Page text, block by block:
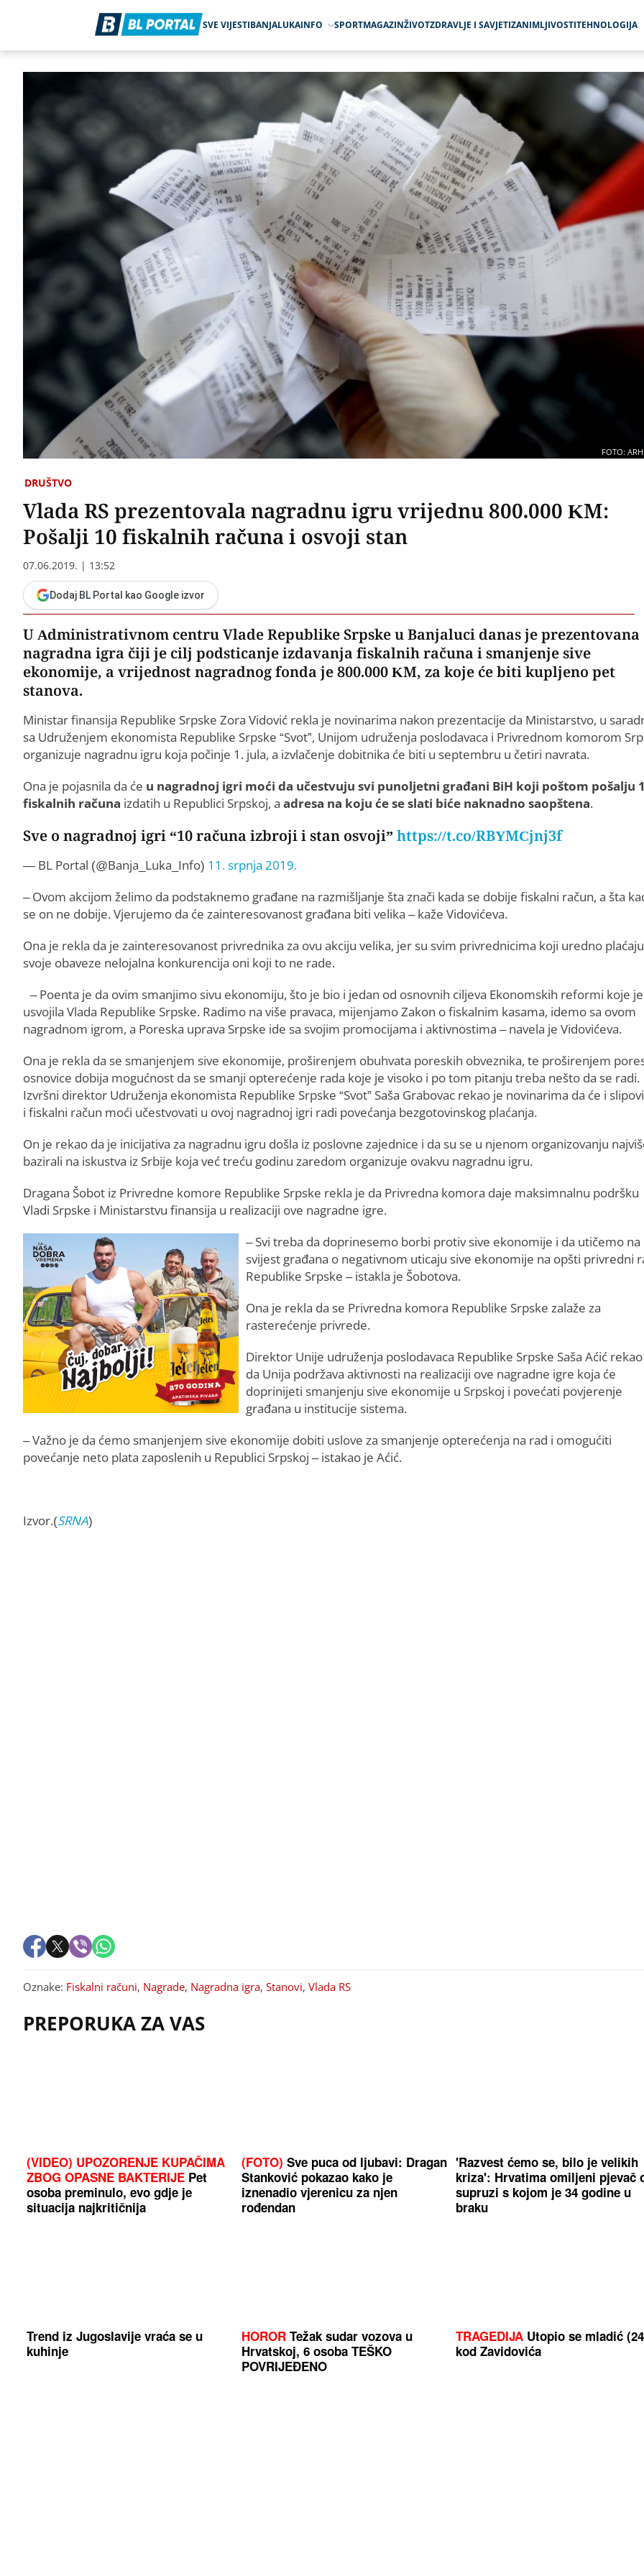
SVE VIJESTIBANJALUKAINFO SPORTMAGAZINŽIVOTZDRAVLJE I SAVJETIZANIMLJIVOSTITEHNOLOGIJA
FOTO:
DRUŠTVO
Vlada RS prezentovala nagradnu igru vrijednu 800.000 KM:
Pošalji 10 fiskalnih računa i osvoji stan
07.06.2019. | 13:52
Dodaj BL Portal kao Google izvor
U Administrativnom centru Vlade Republike Srpske u Banjaluci danas je prezentovana
nagradna igra čiji je cilj podsticanje izdavanja fiskalnih računa i smanjenje sive
ekonomije, a vrijednost nagradnog fonda je 800.000 KM, za koje će biti kupljeno pet
stanova.
Ministar finansija Republike Srpske Zora Vidović rekla je novinarima nakon prezentacije da Ministarstvo, u
sa Udruženjem ekonomista Republike Srpske “Svot”, Unijom udruženja poslodavaca i Privrednom komorom
organizuje nagradnu igru koja počinje 1. jula, a izvlačenje dobitnika će biti u septembru u četiri navrata.
Ona je pojasnila da će u nagradnoj igri moći da učestvuju svi punoljetni građani BiH koji poštom pošalju
fiskalnih računa izdatih u Republici Srpskoj, a adresa na koju će se slati biće naknadno saopštena.
Sve o nagradnoj igri “10 računa izbroji i stan osvoji” https://t.co/RBYMCjnj3f
— BL Portal (@Banja_Luka_Info) 11. srpnja 2019.
– Ovom akcijom želimo da podstaknemo građane na razmišljanje šta znači kada se dobije fiskalni račun, a šta
se on ne dobije. Vjerujemo da će zainteresovanost građana biti velika – kaže Vidovićeva.
Ona je rekla da je zainteresovanost privrednika za ovu akciju velika, jer su svim privrednicima koji uredno plaćaju
svoje obaveze nelojalna konkurencija oni koji to ne rade.
– Poenta je da ovim smanjimo sivu ekonomiju, što je bio i jedan od osnovnih ciljeva Ekonomskih reformi koje je
usvojila Vlada Republike Srpske. Radimo na više pravaca, mijenjamo Zakon o fiskalnim kasama, idemo sa ovom
nagradnom igrom, a Poreska uprava Srpske ide sa svojim promocijama i aktivnostima – navela je Vidovićeva.
Ona je rekla da se smanjenjem sive ekonomije, proširenjem obuhvata poreskih obveznika, te proširenjem
osnovice dobija mogućnost da se smanji opterećenje rada koje je visoko i po tom pitanju treba nešto da se radi.
Izvršni direktor Udruženja ekonomista Republike Srpske “Svot” Saša Grabovac rekao je novinarima da će i
i fiskalni račun moći učestvovati u ovoj nagradnoj igri radi povećanja bezgotovinskog plaćanja.
On je rekao da je inicijativa za nagradnu igru došla iz poslovne zajednice i da su se u njenom organizovanju
bazirali na iskustva iz Srbije koja već treću godinu zaredom organizuje ovakvu nagradnu igru.
Dragana Šobot iz Privredne komore Republike Srpske rekla je da Privredna komora daje maksimnalnu podršku
Vladi Srpske i Ministarstvu finansija u realizaciji ove nagradne igre.
– Svi treba da doprinesemo borbi protiv sive ekonomije i da utičemo na
svijest građana o negativnom uticaju sive ekonomije na opšti privredni
Republike Srpske – istakla je Šobotova.
Ona je rekla da se Privredna komora Republike Srpske zalaže za
rasterećenje privrede.
Direktor Unije udruženja poslodavaca Republike Srpske Saša Aćić
da Unija podržava aktivnosti na realizaciji ove nagradne igre koja će
doprinijeti smanjenju sive ekonomije u Srpskoj i povećati povjerenje
građana u institucije sistema.
– Važno je da ćemo smanjenjem sive ekonomije dobiti uslove za smanjenje opterećenja na rad i omogućiti
povećanje neto plata zaposlenih u Republici Srpskoj – istakao je Aćić.
Izvor.(SRNA)
Oznake: Fiskalni računi, Nagrade, Nagradna igra, Stanovi, Vlada RS
PREPORUKA ZA VAS
(VIDEO) UPOZORENJE KUPAČIMA
ZBOG OPASNE BAKTERIJE Pet
osoba preminulo, evo gdje je
situacija najkritičnija
(FOTO) Sve puca od ljubavi: Dragan
Stanković pokazao kako je
iznenadio vjerenicu za njen
rođendan
'Razvest ćemo se, bilo je velikih
kriza': Hrvatima omiljeni pjevač
supruzi s kojom je 34 godine u
braku
Trend iz Jugoslavije vraća se u
kuhinje
HORORTežak sudar vozova u
Hrvatskoj, 6 osoba TEŠKO
POVRIJEĐENO
TRAGEDIJA Utopio se mladić
kod Zavidovića